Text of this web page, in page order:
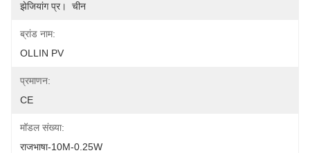
झेजियांग प्र।  चीन
ब्रांड नाम:
OLLIN PV
प्रमाणन:
CE
मॉडल संख्या:
राजभाषा-10M-0.25W